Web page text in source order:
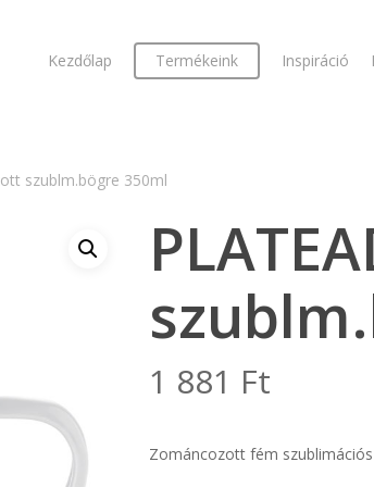
Kezdőlap Termékeink Inspiráció
szublm.bögre 350ml
1 881 Ft
Zománcozott fém